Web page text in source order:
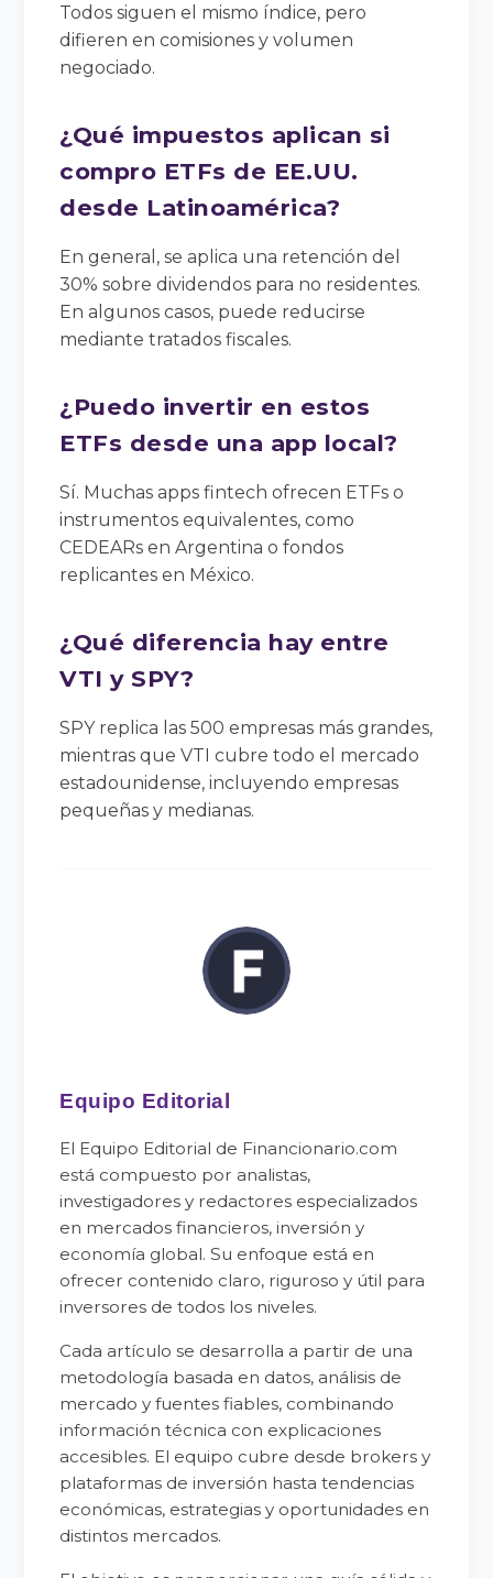
Todos siguen el mismo índice, pero
difieren en comisiones y volumen
negociado.
¿Qué impuestos aplican si
compro ETFs de EE.UU.
desde Latinoamérica?
En general, se aplica una retención del
30% sobre dividendos para no residentes.
En algunos casos, puede reducirse
mediante tratados fiscales.
¿Puedo invertir en estos
ETFs desde una app local?
Sí. Muchas apps fintech ofrecen ETFs o
instrumentos equivalentes, como
CEDEARs en Argentina o fondos
replicantes en México.
¿Qué diferencia hay entre
VTI y SPY?
SPY replica las 500 empresas más grandes,
mientras que VTI cubre todo el mercado
estadounidense, incluyendo empresas
pequeñas y medianas.
Equipo Editorial
El Equipo Editorial de Financionario.com
está compuesto por analistas,
investigadores y redactores especializados
en mercados financieros, inversión y
economía global. Su enfoque está en
ofrecer contenido claro, riguroso y útil para
inversores de todos los niveles.
Cada artículo se desarrolla a partir de una
metodología basada en datos, análisis de
mercado y fuentes fiables, combinando
información técnica con explicaciones
accesibles. El equipo cubre desde brokers y
plataformas de inversión hasta tendencias
económicas, estrategias y oportunidades en
distintos mercados.